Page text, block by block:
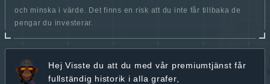
och minska i värde. Det finns en risk att du inte får tillbaka de
pengar du investerar.
Hej Visste du att du med vår premiumtjänst får
fullständig historik i alla grafer,